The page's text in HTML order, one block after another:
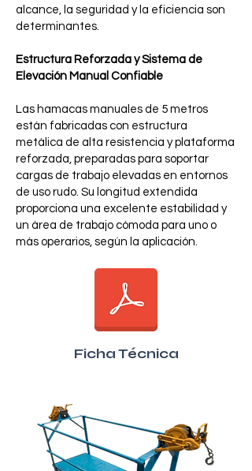
alcance, la seguridad y la eficiencia son
determinantes.
Estructura Reforzada y Sistema de
Elevación Manual Confiable
Las hamacas manuales de 5 metros
están fabricadas con estructura
metálica de alta resistencia y plataforma
reforzada, preparadas para soportar
cargas de trabajo elevadas en entornos
de uso rudo. Su longitud extendida
proporciona una excelente estabilidad y
un área de trabajo cómoda para uno o
más operarios, según la aplicación.
Ficha Técnica